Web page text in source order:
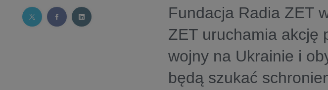
Fundacja Radia ZET
ZET uruchamia akcję
wojny na Ukrainie i
będą szukać